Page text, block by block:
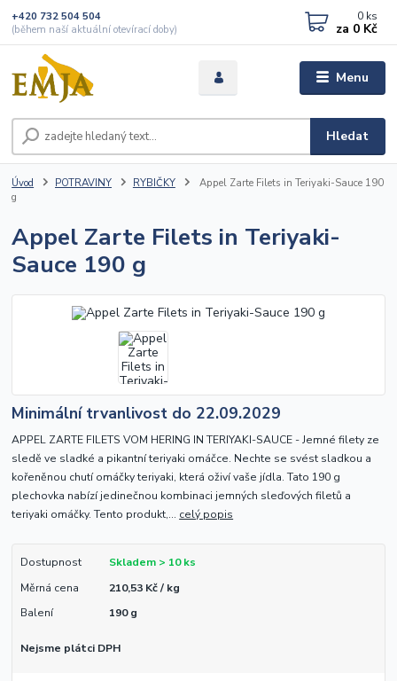
Menu
Hledat
+420 732 504 504
(během naší aktuální otevírací doby)
0 ks
za 0 Kč
Úvod POTRAVINY RYBIČKY
Appel Zarte Filets in Teriyaki-Sauce 190
g
Appel Zarte Filets in Teriyaki-
Sauce 190 g
Minimální trvanlivost do 22.09.2029
APPEL ZARTE FILETS VOM HERING IN TERIYAKI-SAUCE - Jemné filety ze
sledě ve sladké a pikantní teriyaki omáčce. Nechte se svést sladkou a
kořeněnou chutí omáčky teriyaki, která oživí vaše jídla. Tato 190 g
plechovka nabízí jedinečnou kombinaci jemných sleďových filetů a
teriyaki omáčky. Tento produkt,... celý popis
Dostupnost
Skladem > 10 ks
Měrná cena
210,53 Kč / kg
Balení
190 g
Nejsme plátci DPH